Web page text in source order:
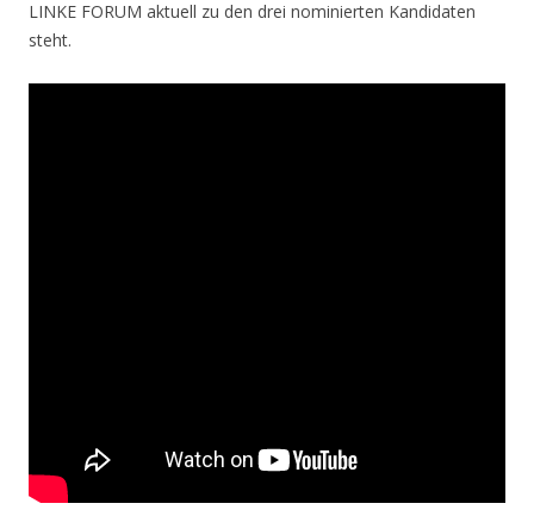
LINKE FORUM aktuell zu den drei nominierten Kandidaten
steht.